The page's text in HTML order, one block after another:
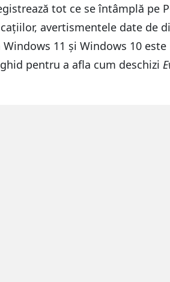
tot ce se întâmplă pe
avertismentele date de
Windows 11 și Windows 10
pentru a afla cum deschizi